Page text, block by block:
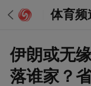
体育频
伊朗或无
落谁家？